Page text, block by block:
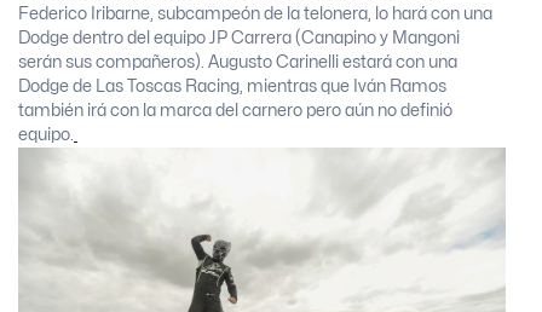
Federico Iribarne, subcampeón de la telonera, lo hará con una
Dodge dentro del equipo JP Carrera (Canapino y Mangoni
serán sus compañeros). Augusto Carinelli estará con una
Dodge de Las Toscas Racing, mientras que Iván Ramos
también irá con la marca del carnero pero aún no definió
equipo.